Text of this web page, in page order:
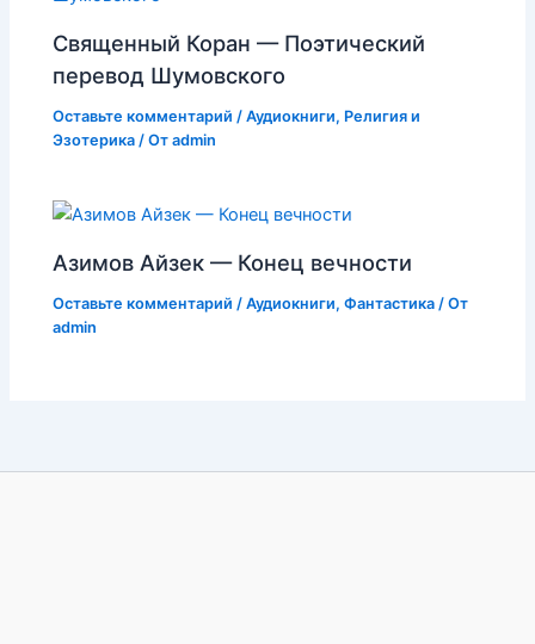
Священный Коран — Поэтический
перевод Шумовского
Оставьте комментарий /Аудиокниги, Религия и
Эзотерика / Отadmin
Азимов Айзек — Конец вечности
Оставьте комментарий /Аудиокниги,Фантастика / От
admin